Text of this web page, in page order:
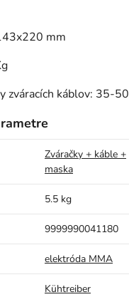
mm
zváracích káblov: 35-50
Zváračky + káble +
maska
5.5 kg
9999990041180
elektróda MMA
Kühtreiber